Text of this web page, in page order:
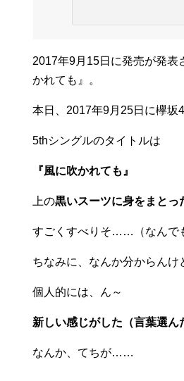
2017年9月15日に発売が発表
かれても』。
本日、2017年9月25日に欅坂
5thシングルのタイトルは
『風に吹かれても』
上の黒いスーツに身をまとっ
すごくすべりそ……（なんで
ちなみに、なんか分からんけ
個人的には、ん～
新しい感じがした（言葉選ん
なんか、てちが……